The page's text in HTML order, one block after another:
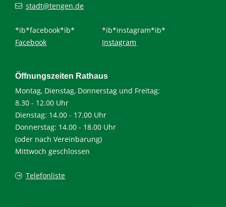
stadt@tengen.de
*ib*facebook*ib*
Facebook
*ib*instagram*ib*
Instagram
Öffnungszeiten Rathaus
Montag, Dienstag, Donnerstag und Freitag:
8.30 - 12.00 Uhr
Dienstag: 14.00 - 17.00 Uhr
Donnerstag: 14.00 - 18.00 Uhr
(oder nach Vereinbarung)
Mittwoch geschlossen
Telefonliste